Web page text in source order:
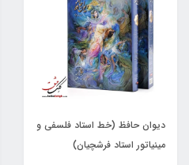
دیوان حافظ (خط استاد فلسفی و
مینیاتور استاد فرشچیان)